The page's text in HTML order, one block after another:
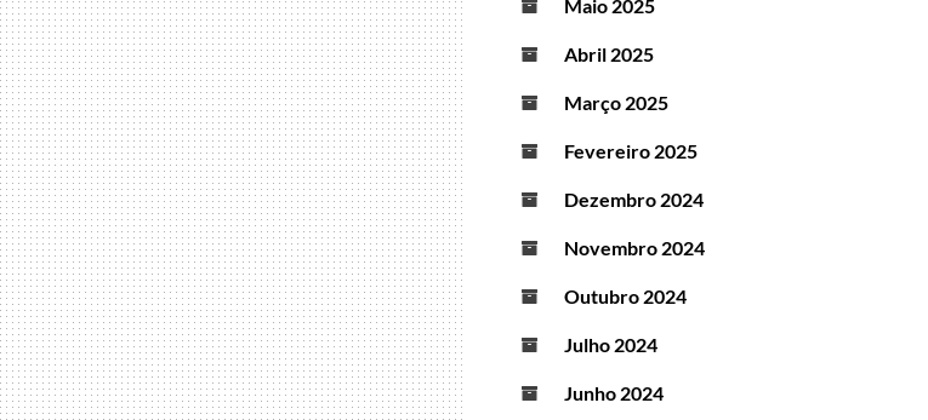
Maio 2025
Abril 2025
Março 2025
Fevereiro 2025
Dezembro 2024
Novembro 2024
Outubro 2024
Julho 2024
Junho 2024